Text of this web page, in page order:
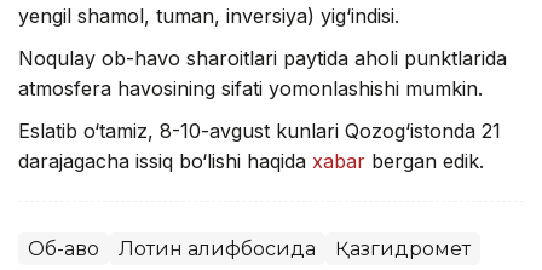
yengil shamol, tuman, inversiya) yig‘indisi.
Noqulay ob-havo sharoitlari paytida aholi punktlarida
atmosfera havosining sifati yomonlashishi mumkin.
Eslatib o‘tamiz, 8-10-avgust kunlari Qozog‘istonda 21
darajagacha issiq bo‘lishi haqida xabar bergan edik.
Об-ҳаво Лотин алифбосида Қазгидромет